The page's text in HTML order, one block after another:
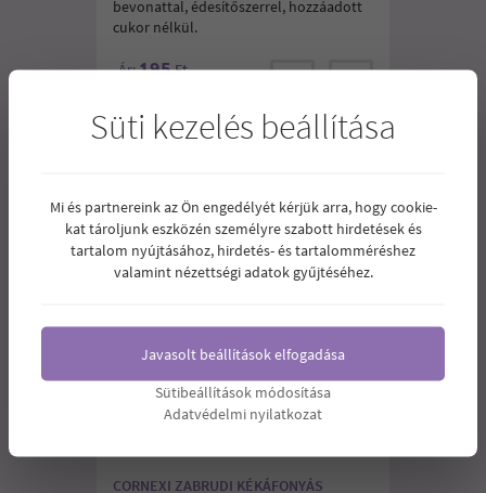
bevonattal, édesítőszerrel, hozzáadott
cukor nélkül.
Ár:195Ft
CORNEXI ZABRUDI KÉKÁFONYÁS
Süti kezelés beállítása
Mi és partnereink az Ön engedélyét kérjük arra, hogy cookie-
kat tároljunk eszközén személyre szabott hirdetések és
tartalom nyújtásához, hirdetés- és tartalomméréshez
valamint nézettségi adatok gyűjtéséhez.
Javasolt beállítások elfogadása
Sütibeállítások módosítása
Adatvédelmi nyilatkozat